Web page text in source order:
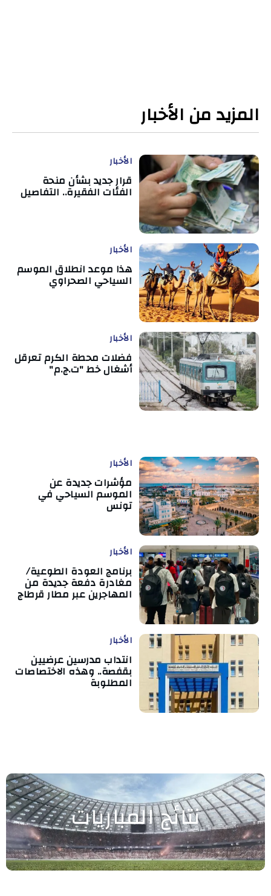
المزيد من الأخبار
الأخبار
قرار جديد بشأن منحة
الفئات الفقيرة.. التفاصيل
الأخبار
هذا موعد انطلاق الموسم
السياحي الصحراوي
الأخبار
فضلات محطة الكرم تعرقل
أشغال خط "ت.ج.م"
الأخبار
مؤشرات جديدة عن
الموسم السياحي في
تونس
الأخبار
برنامج العودة الطوعية/
مغادرة دفعة جديدة من
المهاجرين عبر مطار قرطاج
الأخبار
انتداب مدرسين عرضيين
بقفصة.. وهذه الاختصاصات
المطلوبة
نتائج المباريات